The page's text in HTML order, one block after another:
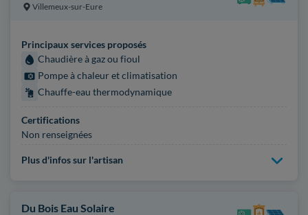
Villemeux-sur-Eure
Principaux services proposés
Chaudière à gaz ou fioul
Pompe à chaleur et climatisation
Chauffe-eau thermodynamique
Certifications
Non renseignées
Plus d'infos sur l'artisan
Du Bois Eau Solaire